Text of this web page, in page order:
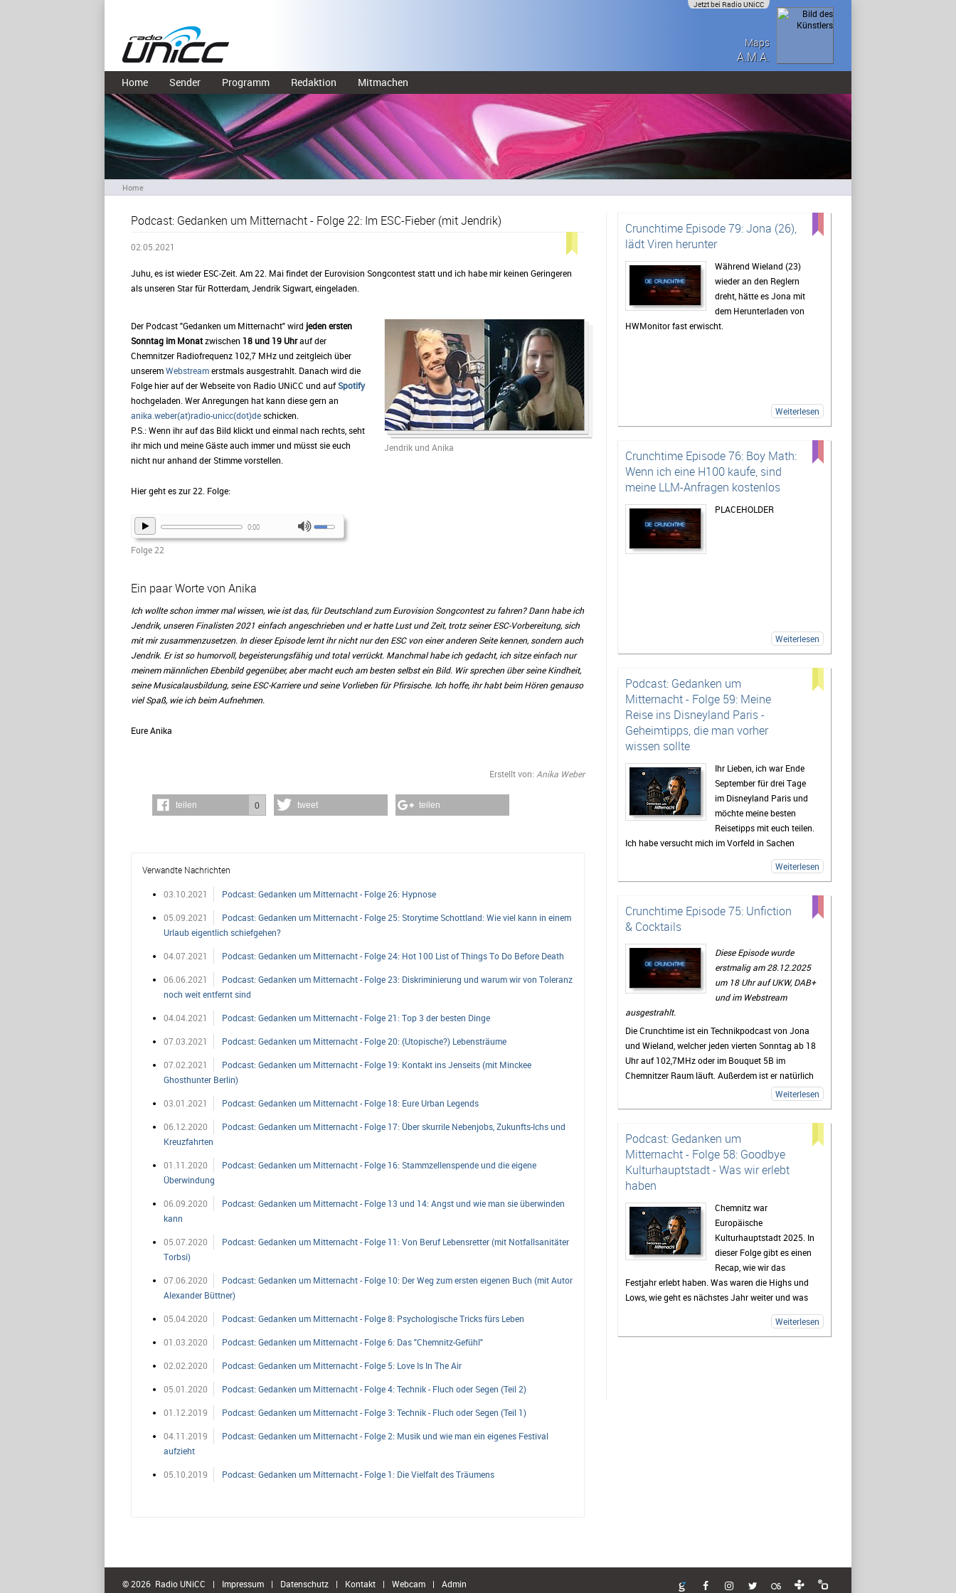
Jetzt bei Radio UNiCC
Maps
A.M.A.
Home Sender Programm Redaktion Mitmachen
Home
Podcast: Gedanken um Mitternacht - Folge 22: Im ESC-Fieber (mit Jendrik)
02.05.2021
Juhu, es ist wieder ESC-Zeit. Am 22. Mai findet der Eurovision Songcontest statt und ich habe mir keinen Geringeren
als unseren Star für Rotterdam, Jendrik Sigwart, eingeladen.
Jendrik und Anika
Der Podcast "Gedanken um Mitternacht" wird jeden ersten
Sonntag im Monatzwischen 18 und 19 Uhrauf der
Chemnitzer Radiofrequenz 102,7 MHz und zeitgleich über
unseremWebstreamerstmals ausgestrahlt. Danach wird die
Folge hier auf der Webseite von Radio UNiCC und aufSpotify
hochgeladen. Wer Anregungen hat kann diese gern an
anika.weber(at)radio-unicc(dot)deschicken.
P.S.: Wenn ihr auf das Bild klickt und einmal nach rechts, seht
ihr mich und meine Gäste auch immer und müsst sie euch
nicht nur anhand der Stimme vorstellen.
Hier geht es zur 22. Folge:
0:00
Folge 22
Ein paar Worte von Anika
Ich wollte schon immer mal wissen, wie ist das, für Deutschland zum Eurovision Songcontest zu fahren? Dann habe ich
Jendrik, unseren Finalisten 2021 einfach angeschrieben und er hatte Lust und Zeit, trotz seiner ESC-Vorbereitung, sich
mit mir zusammenzusetzen. In dieser Episode lernt ihr nicht nur den ESC von einer anderen Seite kennen, sondern auch
Jendrik. Er ist so humorvoll, begeisterungsfähig und total verrückt. Manchmal habe ich gedacht, ich sitze einfach nur
meinem männlichen Ebenbild gegenüber, aber macht euch am besten selbst ein Bild. Wir sprechen über seine Kindheit,
seine Musicalausbildung, seine ESC-Karriere und seine Vorlieben für Pfirsische. Ich hoffe, ihr habt beim Hören genauso
viel Spaß, wie ich beim Aufnehmen.
Eure Anika
Erstellt von: Anika Weber
teilen 0 tweet teilen
Verwandte Nachrichten
03.10.2021 Podcast: Gedanken um Mitternacht - Folge 26: Hypnose
05.09.2021
Podcast: Gedanken um Mitternacht - Folge 25: Storytime Schottland: Wie viel kann in einem
Urlaub eigentlich schiefgehen?
04.07.2021 Podcast: Gedanken um Mitternacht - Folge 24: Hot 100 List of Things To Do Before Death
06.06.2021
Podcast: Gedanken um Mitternacht - Folge 23: Diskriminierung und warum wir von Toleranz
noch weit entfernt sind
04.04.2021 Podcast: Gedanken um Mitternacht - Folge 21: Top 3 der besten Dinge
07.03.2021 Podcast: Gedanken um Mitternacht - Folge 20: (Utopische?) Lebensträume
07.02.2021
Podcast: Gedanken um Mitternacht - Folge 19: Kontakt ins Jenseits (mit Minckee
Ghosthunter Berlin)
03.01.2021 Podcast: Gedanken um Mitternacht - Folge 18: Eure Urban Legends
06.12.2020
Podcast: Gedanken um Mitternacht - Folge 17: Über skurrile Nebenjobs, Zukunfts-Ichs und
Kreuzfahrten
01.11.2020
Podcast: Gedanken um Mitternacht - Folge 16: Stammzellenspende und die eigene
Überwindung
06.09.2020
Podcast: Gedanken um Mitternacht - Folge 13 und 14: Angst und wie man sie überwinden
kann
05.07.2020
Podcast: Gedanken um Mitternacht - Folge 11: Von Beruf Lebensretter (mit Notfallsanitäter
Torbsi)
07.06.2020
Podcast: Gedanken um Mitternacht - Folge 10: Der Weg zum ersten eigenen Buch (mit Autor
Alexander Büttner)
05.04.2020 Podcast: Gedanken um Mitternacht - Folge 8: Psychologische Tricks fürs Leben
01.03.2020 Podcast: Gedanken um Mitternacht - Folge 6: Das "Chemnitz-Gefühl"
02.02.2020 Podcast: Gedanken um Mitternacht - Folge 5: Love Is In The Air
05.01.2020 Podcast: Gedanken um Mitternacht - Folge 4: Technik - Fluch oder Segen (Teil 2)
01.12.2019 Podcast: Gedanken um Mitternacht - Folge 3: Technik - Fluch oder Segen (Teil 1)
04.11.2019
Podcast: Gedanken um Mitternacht - Folge 2: Musik und wie man ein eigenes Festival
aufzieht
05.10.2019 Podcast: Gedanken um Mitternacht - Folge 1: Die Vielfalt des Träumens
Crunchtime Episode 79: Jona (26),
lädt Viren herunter
Während Wieland (23)
wieder an den Reglern
dreht, hätte es Jona mit
dem Herunterladen von
HWMonitor fast erwischt.
Weiterlesen
Crunchtime Episode 76: Boy Math:
Wenn ich eine H100 kaufe, sind
meine LLM-Anfragen kostenlos
PLACEHOLDER
Weiterlesen
Podcast: Gedanken um
Mitternacht - Folge 59: Meine
Reise ins Disneyland Paris -
Geheimtipps, die man vorher
wissen sollte
Ihr Lieben, ich war Ende
September für drei Tage
im Disneyland Paris und
möchte meine besten
Reisetipps mit euch teilen.
Ich habe versucht mich im Vorfeld in Sachen
Hotels, Anreise, Good-To-Know-Facts zu belesen,
aber habe immer nicht wirklich viel gefunden und
Hier bekommt ihr einen Rundumblick über beide
Parks, alle Hotels, Tipps für Restaurants, die
Paraden und vieles mehr.
Weiterlesen
Crunchtime Episode 75: Unfiction
& Cocktails
Diese Episode wurde
erstmalig am 28.12.2025
um 18 Uhr auf UKW, DAB+
und im Webstream
ausgestrahlt.
Die Crunchtime ist ein Technikpodcast von Jona
und Wieland, welcher jeden vierten Sonntag ab 18
Uhr auf 102,7MHz oder im Bouquet 5B im
Chemnitzer Raum läuft. Außerdem ist er natürlich
nachträglich
Lob, Kritik und Themenvorschläge für zukünftige
Folgen sind untercrunchtime(at)radio-
unicc(dot)desehr willkommen.
Weiterlesen
Podcast: Gedanken um
Mitternacht - Folge 58: Goodbye
Kulturhauptstadt - Was wir erlebt
haben
Chemnitz war
Europäische
Kulturhauptstadt 2025. In
dieser Folge gibt es einen
Recap, wie wir das
Festjahr erlebt haben. Was waren die Highs und
Lows, wie geht es nächstes Jahr weiter und was
bleibt? Diesmal ist meine Freundin Patrizia mit
von der Partie, sie lebte die Kulturhauptstadt in
Weiterlesen
© 2026 Radio UNiCC | Impressum | Datenschutz | Kontakt | Webcam | Admin